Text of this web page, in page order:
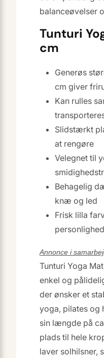
balanceøvelser
Tunturi
cm
Generøs
cm giver
Kan rulles
Slidstærkt
at rengøre
Velegnet til
Behagelig
knæ og led
Frisk lilla
Annonce i
Tunturi Yoga
enkel og
der ønsker et
yoga, pilates og
sin længde på
plads til hele
laver solhilsner,